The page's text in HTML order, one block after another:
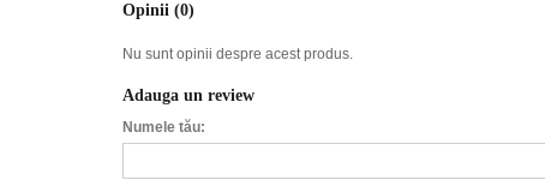
Opinii (0)
Nu sunt opinii despre acest produs.
Adauga un review
Numele tău: